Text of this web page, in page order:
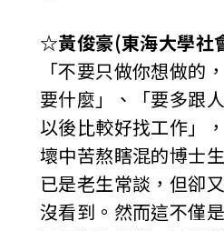
☆黃俊豪(東海大學社
「不要只做你想做的
要什麼」、「要多跟
以後比較好找工作」
壞中苦熬瞎混的博士
已是老生常談，但卻
沒看到。然而這不僅